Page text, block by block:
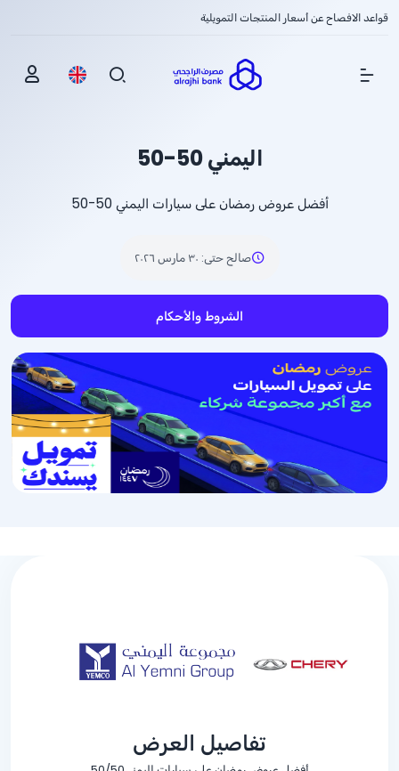
قواعد الافصاح عن أسعار المنتجات التمويلية
Show Menu
اليمني 50-50
أفضل عروض رمضان على سيارات اليمني 50-50
صالح حتى: ٣٠ مارس ٢٠٢٦
الشروط والأحكام
تفاصيل العرض